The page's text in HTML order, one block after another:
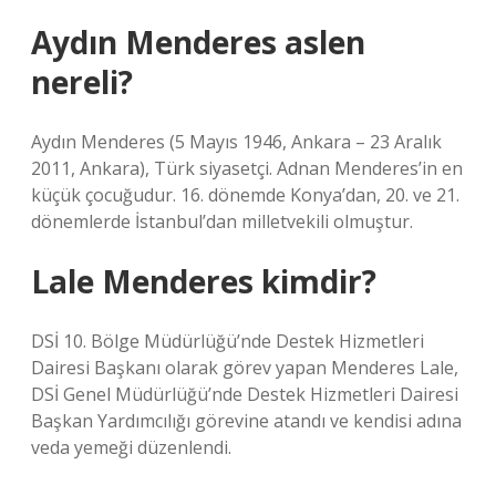
Aydın Menderes aslen
nereli?
Aydın Menderes (5 Mayıs 1946, Ankara – 23 Aralık
2011, Ankara), Türk siyasetçi. Adnan Menderes’in en
küçük çocuğudur. 16. dönemde Konya’dan, 20. ve 21.
dönemlerde İstanbul’dan milletvekili olmuştur.
Lale Menderes kimdir?
DSİ 10. Bölge Müdürlüğü’nde Destek Hizmetleri
Dairesi Başkanı olarak görev yapan Menderes Lale,
DSİ Genel Müdürlüğü’nde Destek Hizmetleri Dairesi
Başkan Yardımcılığı görevine atandı ve kendisi adına
veda yemeği düzenlendi.